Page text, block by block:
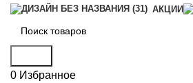
АКЦИИ
0 Избранное